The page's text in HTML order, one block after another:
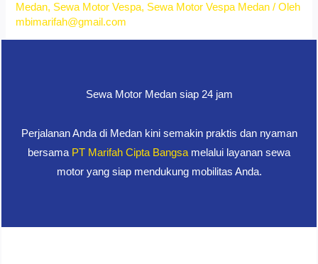
Medan, Sewa Motor Vespa, Sewa Motor Vespa Medan / Oleh
mbimarifah@gmail.com
Sewa Motor Medan siap 24 jam
Perjalanan Anda di Medan kini semakin praktis dan nyaman
bersama PT Marifah Cipta Bangsa melalui layanan sewa
motor yang siap mendukung mobilitas Anda.